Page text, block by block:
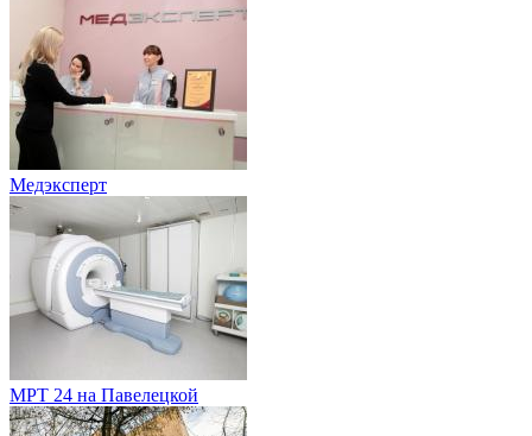
Медэксперт
МРТ 24 на Павелецкой